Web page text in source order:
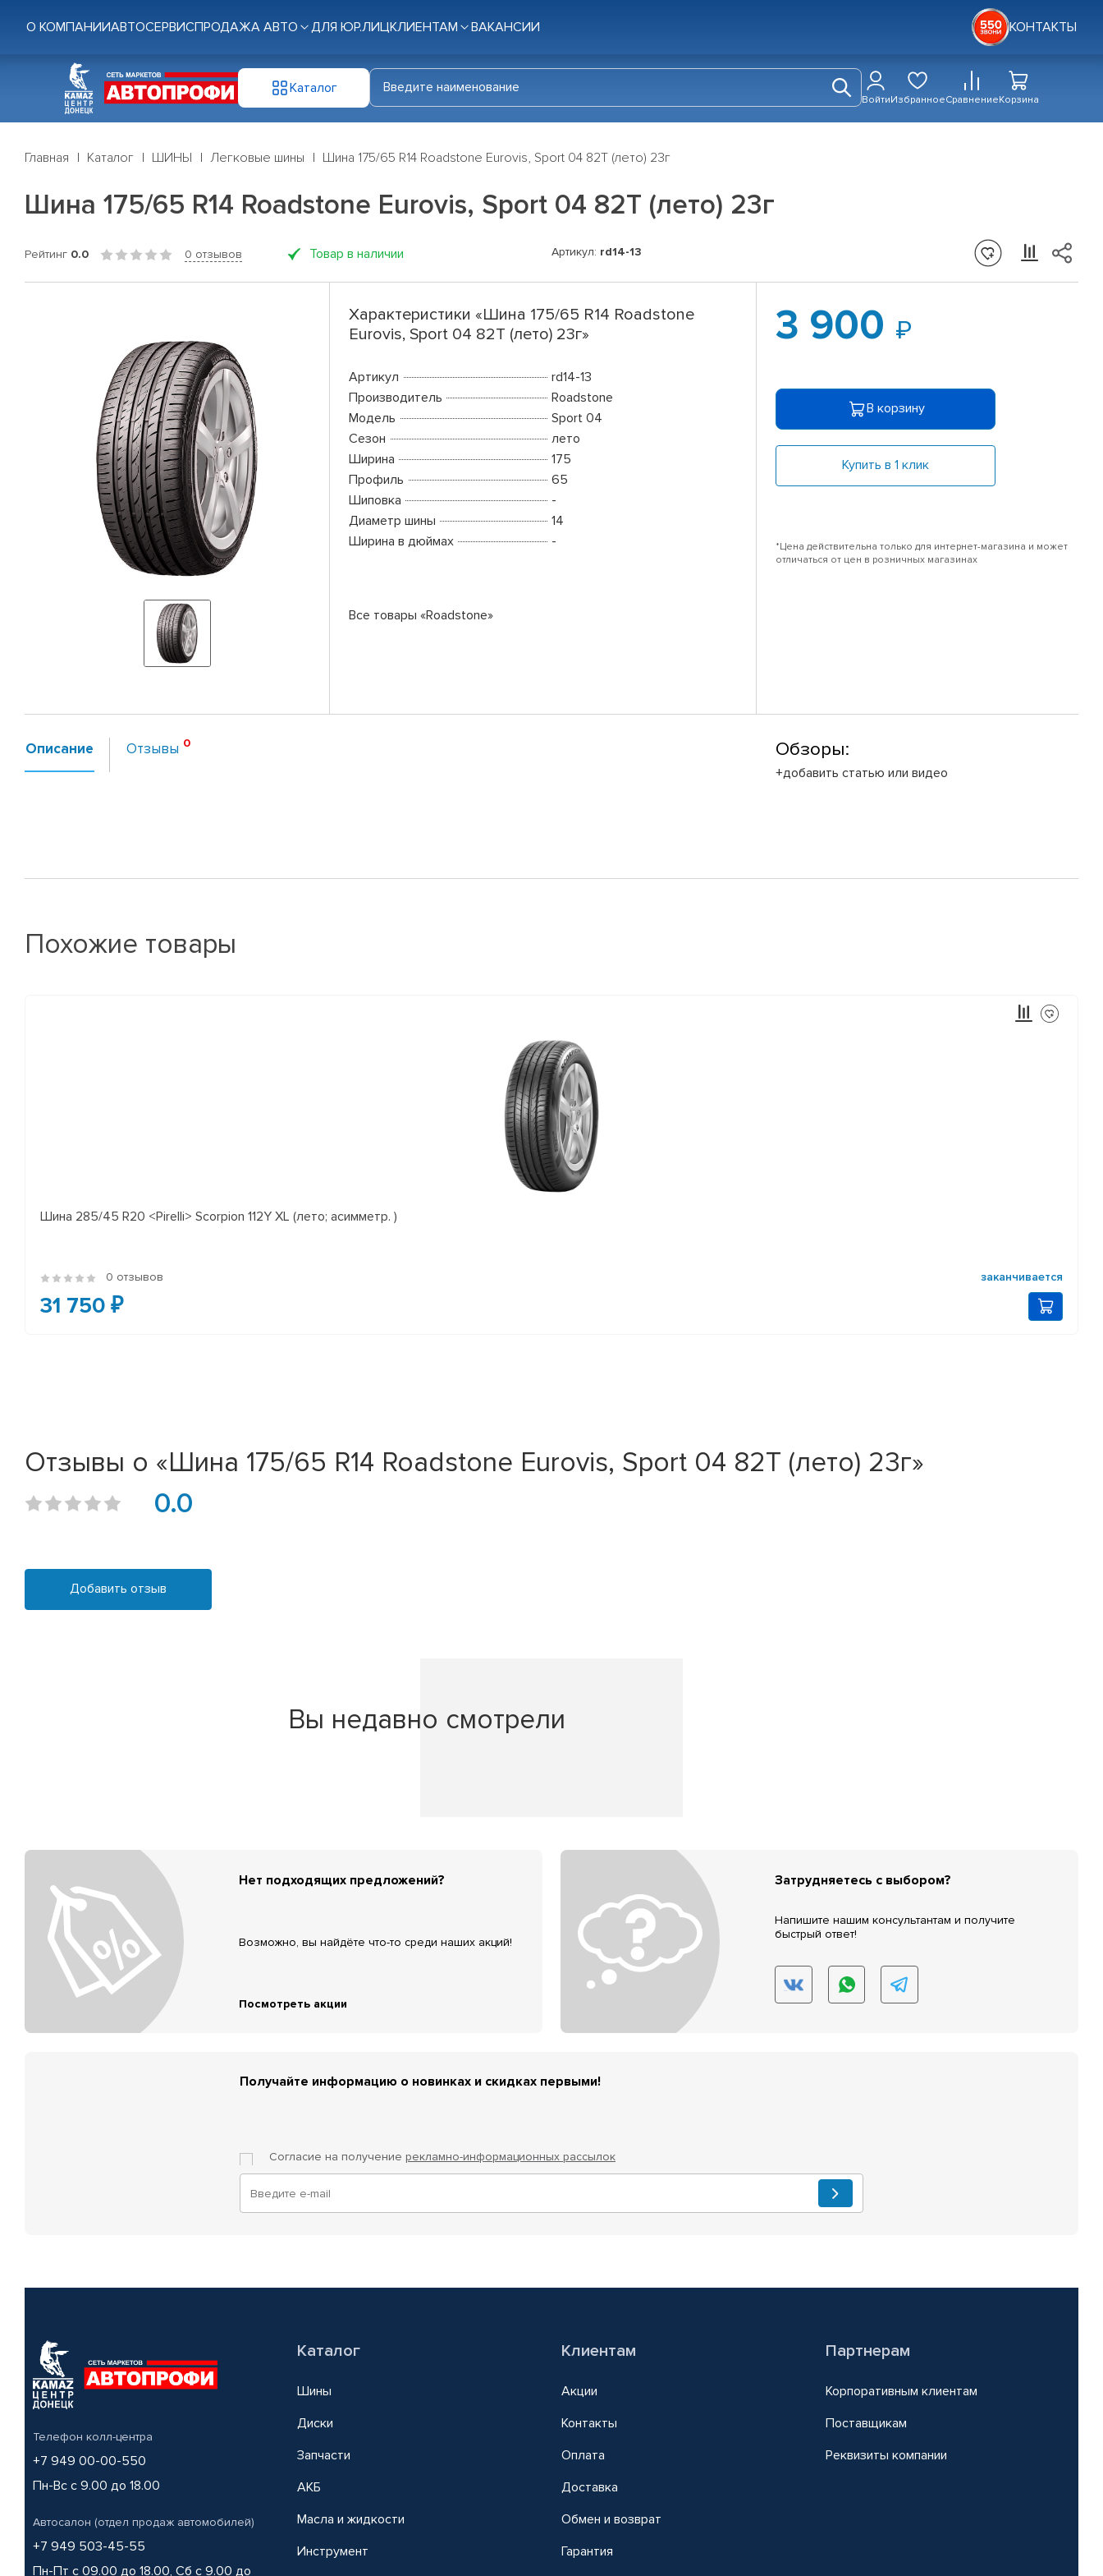
О КОМПАНИИАВТОСЕРВИСПРОДАЖА АВТО ДЛЯ ЮР.ЛИЦКЛИЕНТАМ ВАКАНСИИ КОНТАКТЫ
Каталог
ВойтиИзбранноеСравнениеКорзина
Главная Каталог ШИНЫ Легковые шины Шина 175/65 R14 Roadstone Eurovis, Sport 04 82T (лето) 23г
Шина 175/65 R14 Roadstone Eurovis, Sport 04 82T (лето) 23г
Рейтинг 0.0 0 отзывов Товар в наличии Артикул: rd14-13
Характеристики «Шина 175/65 R14 Roadstone
Eurovis, Sport 04 82T (лето) 23г»
Артикул
rd14-13
Производитель
Roadstone
Модель
Sport 04
Сезон
лето
Ширина
175
Профиль
65
Шиповка
-
Диаметр шины
14
Ширина в дюймах
-
Все товары «Roadstone»
3 900
В корзину
Купить в 1 клик
*Цена действительна только для интернет-магазина и может
отличаться от цен в розничных магазинах
Описание Отзывы Обзоры:
+добавить статью или видео
Похожие товары
Шина 285/45 R20 <Pirelli> Scorpion 112Y XL (лето; асимметр. )
0 отзывов заканчивается
31 750 ₽
Отзывы о «Шина 175/65 R14 Roadstone Eurovis, Sport 04 82T (лето) 23г»
0.0
Добавить отзыв
Вы недавно смотрели
Нет подходящих предложений?
Возможно, вы найдёте что-то среди наших акций!
Посмотреть акции
Затрудняетесь с выбором?
Напишите нашим консультантам и получите
быстрый ответ!
Получайте информацию о новинках и скидках первыми!
Согласие на получение рекламно-информационных рассылок
Телефон колл-центра
+7 949 00-00-550
Пн-Вс с 9.00 до 18.00
Автосалон (отдел продаж автомобилей)
+7 949 503-45-55
Пн-Пт с 09.00 до 18.00, Сб с 9.00 до
Каталог
Шины
Диски
Запчасти
АКБ
Масла и жидкости
Инструмент
Клиентам
Акции
Контакты
Оплата
Доставка
Обмен и возврат
Гарантия
Партнерам
Корпоративным клиентам
Поставщикам
Реквизиты компании